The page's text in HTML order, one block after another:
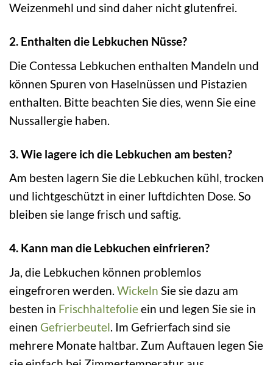
Weizenmehl und sind daher nicht glutenfrei.
2. Enthalten die Lebkuchen Nüsse?
Die Contessa Lebkuchen enthalten Mandeln und
können Spuren von Haselnüssen und Pistazien
enthalten. Bitte beachten Sie dies, wenn Sie eine
Nussallergie haben.
3. Wie lagere ich die Lebkuchen am besten?
Am besten lagern Sie die Lebkuchen kühl, trocken
und lichtgeschützt in einer luftdichten Dose. So
bleiben sie lange frisch und saftig.
4. Kann man die Lebkuchen einfrieren?
Ja, die Lebkuchen können problemlos
eingefroren werden. Wickeln Sie sie dazu am
besten in Frischhaltefolieein und legen Sie sie in
einen Gefrierbeutel. Im Gefrierfach sind sie
mehrere Monate haltbar. Zum Auftauen legen Sie